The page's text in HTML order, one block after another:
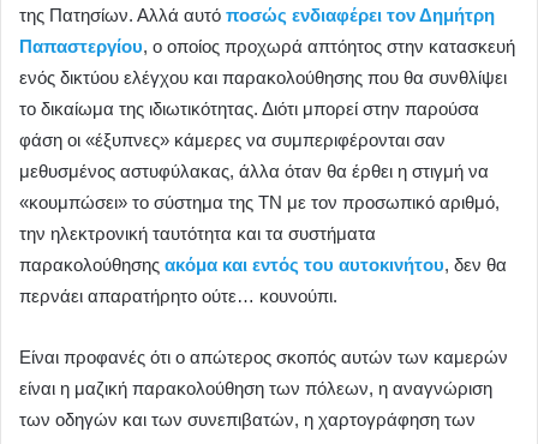
της Πατησίων. Αλλά αυτό ποσώς ενδιαφέρει τον Δημήτρη
Παπαστεργίου, ο οποίος προχωρά απτόητος στην κατασκευή
ενός δικτύου ελέγχου και παρακολούθησης που θα συνθλίψει
το δικαίωμα της ιδιωτικότητας. Διότι μπορεί στην παρούσα
φάση οι «έξυπνες» κάμερες να συμπεριφέρονται σαν
μεθυσμένος αστυφύλακας, άλλα όταν θα έρθει η στιγμή να
«κουμπώσει» το σύστημα της ΤΝ με τον προσωπικό αριθμό,
την ηλεκτρονική ταυτότητα και τα συστήματα
παρακολούθησης ακόμα και εντός του αυτοκινήτου, δεν θα
περνάει απαρατήρητο ούτε… κουνούπι.
Είναι προφανές ότι ο απώτερος σκοπός αυτών των καμερών
είναι η μαζική παρακολούθηση των πόλεων, η αναγνώριση
των οδηγών και των συνεπιβατών, η χαρτογράφηση των